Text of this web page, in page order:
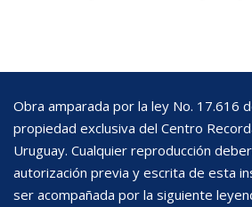
Obra amparada por la ley No. 17.616
propiedad exclusiva del Centro
Uruguay. Cualquier reproducción
autorización previa y escrita de esta
ser acompañada por la siguiente